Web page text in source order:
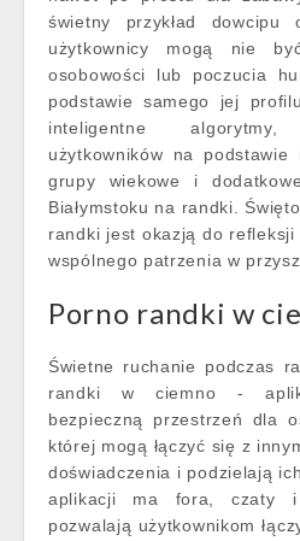
świetny przykład dowcipu
użytkownicy mogą nie
osobowości lub poczucia
podstawie samego jej
inteligentne
użytkowników na
grupy wiekowe i
Białymstoku na randki.
randki jest okazją do
wspólnego patrzenia w
Porno randki w
Świetne ruchanie podczas
randki w ciemno -
bezpieczną przestrzeń dla
której mogą łączyć się z
doświadczenia i podzielają
aplikacji ma fora, czaty
pozwalają użytkownikom